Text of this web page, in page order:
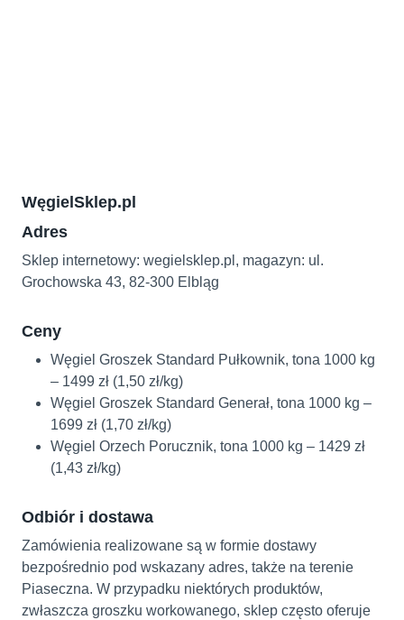
WęgielSklep.pl
Adres
Sklep internetowy: wegielsklep.pl, magazyn: ul.
Grochowska 43, 82-300 Elbląg
Ceny
Węgiel Groszek Standard Pułkownik, tona 1000 kg
– 1499 zł (1,50 zł/kg)
Węgiel Groszek Standard Generał, tona 1000 kg –
1699 zł (1,70 zł/kg)
Węgiel Orzech Porucznik, tona 1000 kg – 1429 zł
(1,43 zł/kg)
Odbiór i dostawa
Zamówienia realizowane są w formie dostawy
bezpośrednio pod wskazany adres, także na terenie
Piaseczna. W przypadku niektórych produktów,
zwłaszcza groszku workowanego, sklep często oferuje